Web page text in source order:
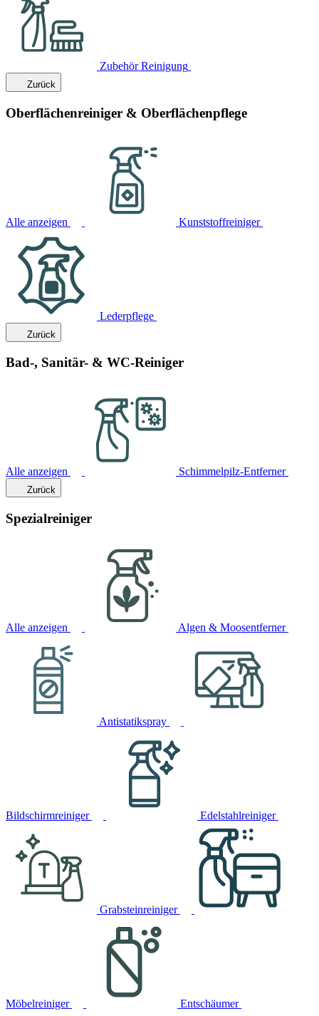
Zubehör Reinigung
Zurück
Oberflächenreiniger & Oberflächenpflege
Alle anzeigen Kunststoffreiniger
Lederpflege
Zurück
Bad-, Sanitär- & WC-Reiniger
Alle anzeigen Schimmelpilz-Entferner
Zurück
Spezialreiniger
Alle anzeigen Algen & Moosentferner
Antistatikspray
Bildschirmreiniger Edelstahlreiniger
Grabsteinreiniger
Möbelreiniger Entschäumer